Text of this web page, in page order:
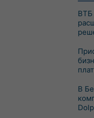
ВТБ
В